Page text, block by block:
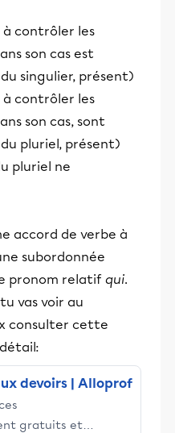
contrôler les
son cas est
singulier, présent)
contrôler les
son cas, sont
pluriel, présent)
pluriel ne
accord de verbe à
subordonnée
pronom relatif qui.
vas voir au
consulter cette
devoirs | Alloprof
gratuits et